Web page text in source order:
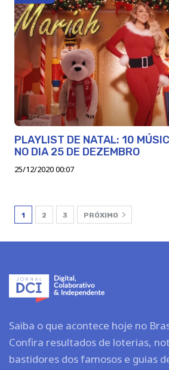
PLAYLIST DE NATAL: 10
NO DIA 25 DE DEZEMBRO
25/12/2020 00:07
1 2 3 PRÓXIMO
Saiba o que acontece hoje no
Confira resultados de loterias,
bastidores dos famosos e guias